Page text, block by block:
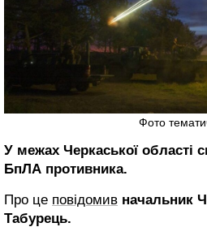
Фото
У межах Черкаської області
БпЛА противника.
Про це повідомив начальник
Табурець.